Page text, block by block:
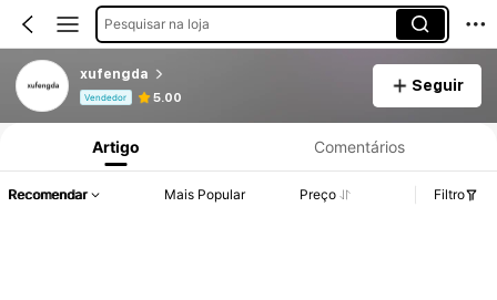
Pesquisar na loja
xufengda
Vendedor 5.00
Seguir
Informações do Produto: Divulgação de Preço, Vendas e Detalhes de Stock.
Artigo Comentários
Recomendar Mais Popular Preço Filtro